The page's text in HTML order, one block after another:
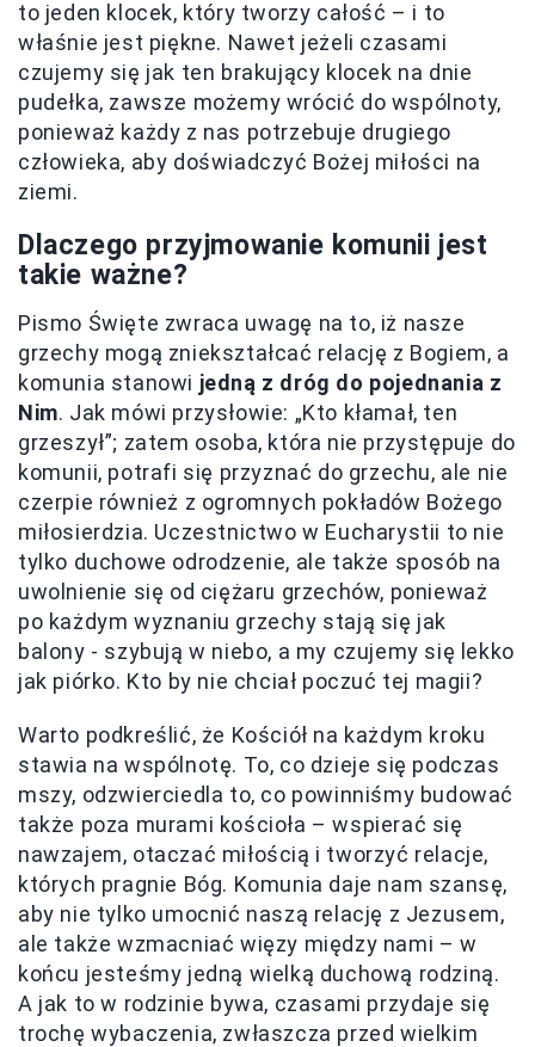
to jeden klocek, który tworzy całość – i to
właśnie jest piękne. Nawet jeżeli czasami
czujemy się jak ten brakujący klocek na dnie
pudełka, zawsze możemy wrócić do wspólnoty,
ponieważ każdy z nas potrzebuje drugiego
człowieka, aby doświadczyć Bożej miłości na
ziemi.
Dlaczego przyjmowanie komunii jest
takie ważne?
Pismo Święte zwraca uwagę na to, iż nasze
grzechy mogą zniekształcać relację z Bogiem, a
komunia stanowi jedną z dróg do pojednania z
Nim. Jak mówi przysłowie: „Kto kłamał, ten
grzeszył”; zatem osoba, która nie przystępuje do
komunii, potrafi się przyznać do grzechu, ale nie
czerpie również z ogromnych pokładów Bożego
miłosierdzia. Uczestnictwo w Eucharystii to nie
tylko duchowe odrodzenie, ale także sposób na
uwolnienie się od ciężaru grzechów, ponieważ
po każdym wyznaniu grzechy stają się jak
balony - szybują w niebo, a my czujemy się lekko
jak piórko. Kto by nie chciał poczuć tej magii?
Warto podkreślić, że Kościół na każdym kroku
stawia na wspólnotę. To, co dzieje się podczas
mszy, odzwierciedla to, co powinniśmy budować
także poza murami kościoła – wspierać się
nawzajem, otaczać miłością i tworzyć relacje,
których pragnie Bóg. Komunia daje nam szansę,
aby nie tylko umocnić naszą relację z Jezusem,
ale także wzmacniać więzy między nami – w
końcu jesteśmy jedną wielką duchową rodziną.
A jak to w rodzinie bywa, czasami przydaje się
trochę wybaczenia, zwłaszcza przed wielkim